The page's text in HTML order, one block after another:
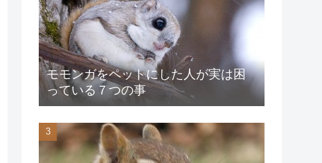
モモンガをペットにした人が実は困
っている７つの事